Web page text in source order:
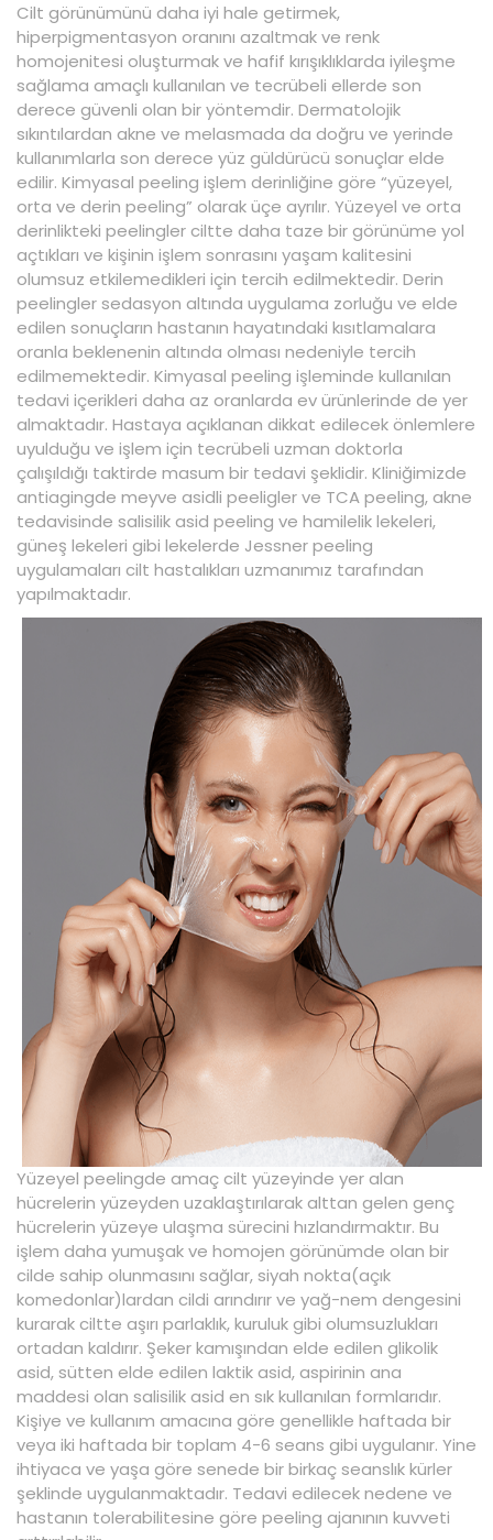
Cilt görünümünü daha iyi hale getirmek,
hiperpigmentasyon oranını azaltmak ve renk
homojenitesi oluşturmak ve hafif kırışıklıklarda iyileşme
sağlama amaçlı kullanılan ve tecrübeli ellerde son
derece güvenli olan bir yöntemdir. Dermatolojik
sıkıntılardan akne ve melasmada da doğru ve yerinde
kullanımlarla son derece yüz güldürücü sonuçlar elde
edilir. Kimyasal peeling işlem derinliğine göre “yüzeyel,
orta ve derin peeling” olarak üçe ayrılır. Yüzeyel ve orta
derinlikteki peelingler ciltte daha taze bir görünüme yol
açtıkları ve kişinin işlem sonrasını yaşam kalitesini
olumsuz etkilemedikleri için tercih edilmektedir. Derin
peelingler sedasyon altında uygulama zorluğu ve elde
edilen sonuçların hastanın hayatındaki kısıtlamalara
oranla beklenenin altında olması nedeniyle tercih
edilmemektedir. Kimyasal peeling işleminde kullanılan
tedavi içerikleri daha az oranlarda ev ürünlerinde de yer
almaktadır. Hastaya açıklanan dikkat edilecek önlemlere
uyulduğu ve işlem için tecrübeli uzman doktorla
çalışıldığı taktirde masum bir tedavi şeklidir. Kliniğimizde
antiagingde meyve asidli peeligler ve TCA peeling, akne
tedavisinde salisilik asid peeling ve hamilelik lekeleri,
güneş lekeleri gibi lekelerde Jessner peeling
uygulamaları cilt hastalıkları uzmanımız tarafından
yapılmaktadır.
Yüzeyel peelingde amaç cilt yüzeyinde yer alan
hücrelerin yüzeyden uzaklaştırılarak alttan gelen genç
hücrelerin yüzeye ulaşma sürecini hızlandırmaktır. Bu
işlem daha yumuşak ve homojen görünümde olan bir
cilde sahip olunmasını sağlar, siyah nokta(açık
komedonlar)lardan cildi arındırır ve yağ-nem dengesini
kurarak ciltte aşırı parlaklık, kuruluk gibi olumsuzlukları
ortadan kaldırır. Şeker kamışından elde edilen glikolik
asid, sütten elde edilen laktik asid, aspirinin ana
maddesi olan salisilik asid en sık kullanılan formlarıdır.
Kişiye ve kullanım amacına göre genellikle haftada bir
veya iki haftada bir toplam 4-6 seans gibi uygulanır. Yine
ihtiyaca ve yaşa göre senede bir birkaç seanslık kürler
şeklinde uygulanmaktadır. Tedavi edilecek nedene ve
hastanın tolerabilitesine göre peeling ajanının kuvveti